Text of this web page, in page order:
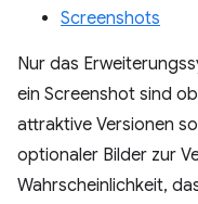
Screenshots
Nur das
ein Screenshot sind
attraktive Versionen
optionaler Bilder zur
Wahrscheinlichkeit,